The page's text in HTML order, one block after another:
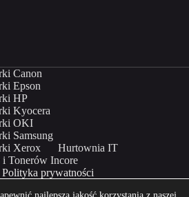
Canon
Epson
HP
Kyocera
OKI
Samsung
Xerox
Hurtownia IT
Tonerów Incore
Polityka prywatności